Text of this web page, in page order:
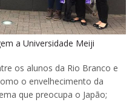
a Universidade Meiji
os alunos da Rio Branco e
o envelhecimento da
que preocupa o Japão;